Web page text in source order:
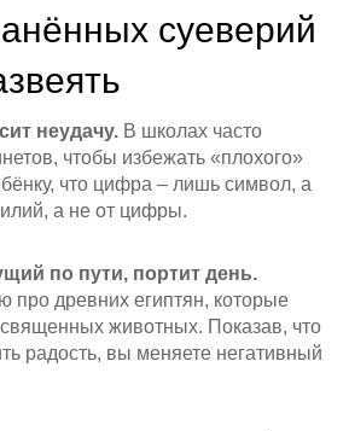
суеверий
неудачу. В школах часто
чтобы избежать «плохого»
что цифра – лишь символ, а
а не от цифры.
по пути, портит день.
про древних египтян, которые
животных. Показав, что
радость, вы меняете негативный